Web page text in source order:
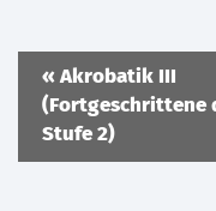
Veranstaltung
Navigation
«Akrobatik III
(Fortgeschrittene
Stufe 2)